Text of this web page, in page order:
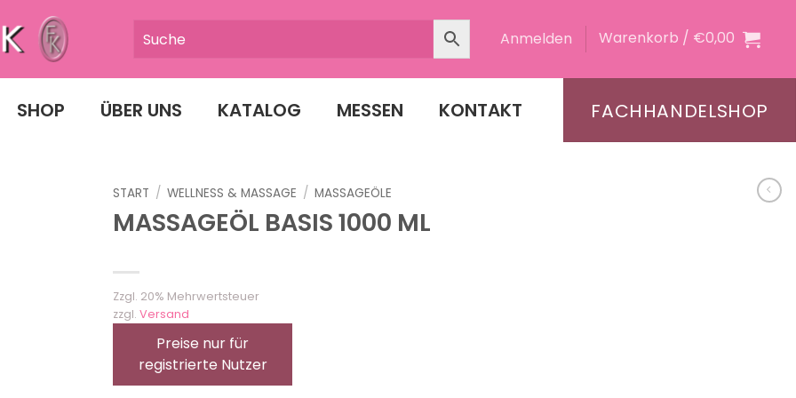
Anmelden Warenkorb / €0,00
SHOP ÜBER UNS KATALOG MESSEN KONTAKT FACHHANDELSHOP
START / WELLNESS & MASSAGE / MASSAGEÖLE
MASSAGEÖL BASIS 1000 ML
Zzgl. 20% Mehrwertsteuer
zzgl. Versand
Preise nur für
registrierte Nutzer